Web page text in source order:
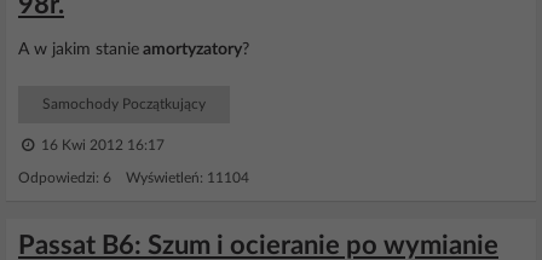
A w jakim stanie amortyzatory?
Samochody Początkujący
16 Kwi 2012 16:17
Odpowiedzi: 6 Wyświetleń: 11104
Passat B6: Szum i ocieranie po wymianie